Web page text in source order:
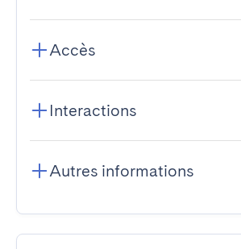
Accès
Interactions
Autres informations